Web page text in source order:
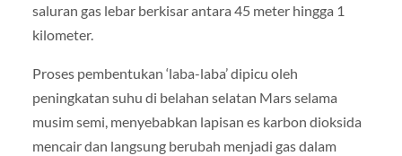
saluran gas lebar berkisar antara 45 meter hingga 1
kilometer.
Proses pembentukan ‘laba-laba’ dipicu oleh
peningkatan suhu di belahan selatan Mars selama
musim semi, menyebabkan lapisan es karbon dioksida
mencair dan langsung berubah menjadi gas dalam